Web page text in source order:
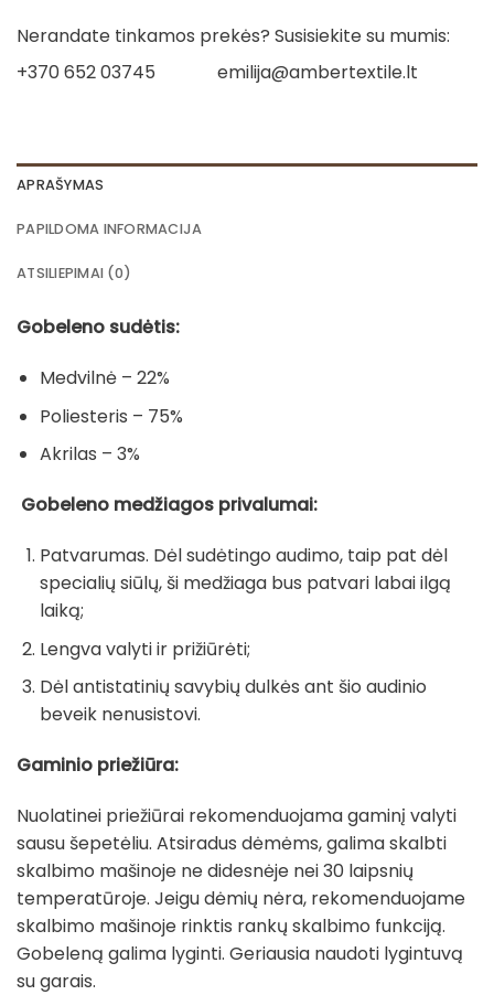
Nerandate tinkamos prekės? Susisiekite su mumis:
+370 652 03745
emilija@ambertextile.lt
APRAŠYMAS
PAPILDOMA INFORMACIJA
ATSILIEPIMAI (0)
Gobeleno sudėtis:
Medvilnė – 22%
Poliesteris – 75%
Akrilas – 3%
Gobeleno medžiagos privalumai:
Patvarumas. Dėl sudėtingo audimo, taip pat dėl
specialių siūlų, ši medžiaga bus patvari labai ilgą
laiką;
Lengva valyti ir prižiūrėti;
Dėl antistatinių savybių dulkės ant šio audinio
beveik nenusistovi.
Gaminio priežiūra:
Nuolatinei priežiūrai rekomenduojama gaminį valyti
sausu šepetėliu. Atsiradus dėmėms, galima skalbti
skalbimo mašinoje ne didesnėje nei 30 laipsnių
temperatūroje. Jeigu dėmių nėra, rekomenduojame
skalbimo mašinoje rinktis rankų skalbimo funkciją.
Gobeleną galima lyginti. Geriausia naudoti lygintuvą
su garais.